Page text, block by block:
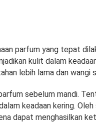
parfum yang tepat
kulit dalam
lebih lama dan wangi
sebelum mandi.
keadaan kering.
dapat menghasilkan